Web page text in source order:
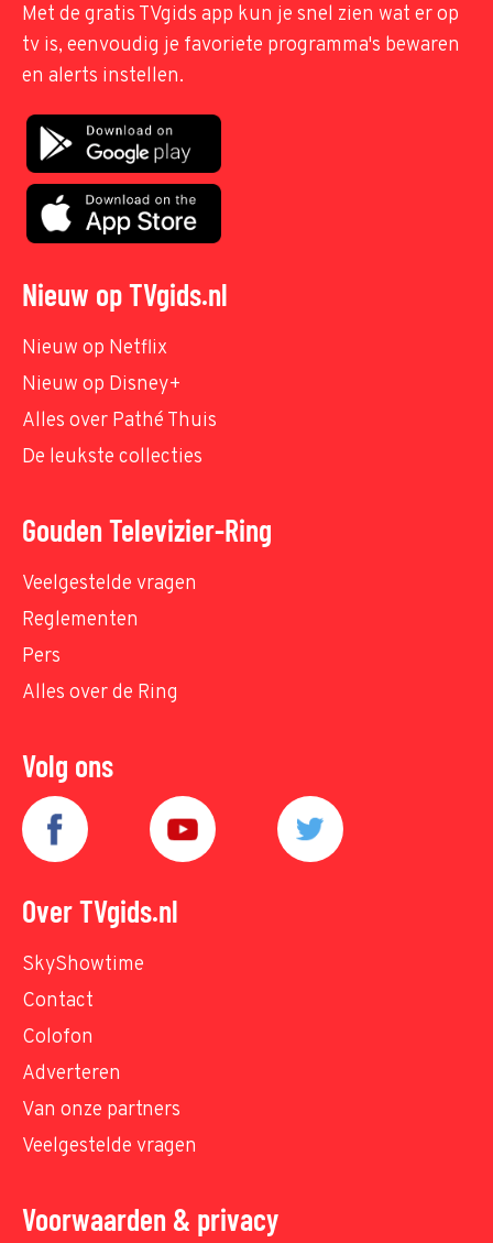
Met de gratis TVgids app kun je snel zien wat er op
tv is, eenvoudig je favoriete programma's bewaren
en alerts instellen.
Nieuw op TVgids.nl
Nieuw op Netflix
Nieuw op Disney+
Alles over Pathé Thuis
De leukste collecties
Gouden Televizier-Ring
Veelgestelde vragen
Reglementen
Pers
Alles over de Ring
Volg ons
Over TVgids.nl
SkyShowtime
Contact
Colofon
Adverteren
Van onze partners
Veelgestelde vragen
Voorwaarden & privacy